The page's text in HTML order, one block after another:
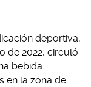
deportiva,
de 2022, circuló
bebida
en la zona de